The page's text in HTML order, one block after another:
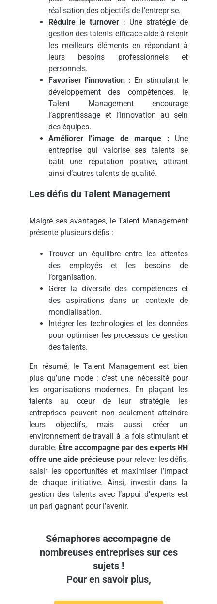
réalisation des objectifs de l’entreprise.
Réduire le turnover : Une stratégie de
gestion des talents efficace aide à retenir
les meilleurs éléments en répondant à
leurs besoins professionnels et
personnels.
Favoriser l’innovation : En stimulant le
développement des compétences, le
Talent Management encourage
l’apprentissage et l’innovation au sein
des équipes.
Améliorer l’image de marque : Une
entreprise qui valorise ses talents se
bâtit une réputation positive, attirant
ainsi d’autres talents de qualité.
Les défis du Talent Management
Malgré ses avantages, le Talent Management
présente plusieurs défis :
Trouver un équilibre entre les attentes
des employés et les besoins de
l’organisation.
Gérer la diversité des compétences et
des aspirations dans un contexte de
mondialisation.
Intégrer les technologies et les données
pour optimiser les processus de gestion
des talents.
En résumé, le Talent Management est bien
plus qu’une mode : c’est une nécessité pour
les organisations modernes. En plaçant les
talents au cœur de leur stratégie, les
entreprises peuvent non seulement atteindre
leurs objectifs, mais aussi créer un
environnement de travail à la fois stimulant et
durable. Être accompagné par des experts RH
offre une aide précieuse pour relever les défis,
saisir les opportunités et maximiser l’impact
de chaque initiative. Ainsi, investir dans la
gestion des talents avec l’appui d’experts est
un pari gagnant pour l’avenir.
Sémaphores accompagne de
nombreuses entreprises sur ces
sujets !
Pour en savoir plus,